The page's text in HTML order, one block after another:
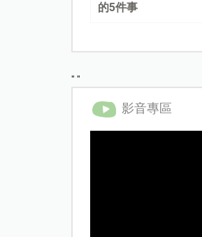
的5件事
" "
影音專區